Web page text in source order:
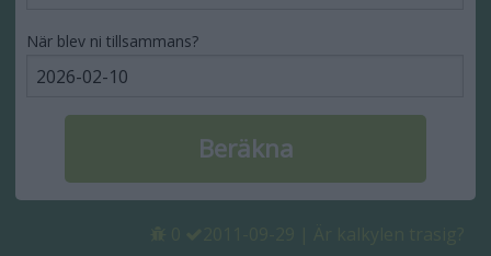
När blev ni tillsammans?